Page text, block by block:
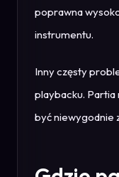
poprawna
instrumentu.
Inny częsty
playbacku.
być niewygodnie